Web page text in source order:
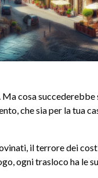
cosa succederebbe
che sia per la tua
il terrore dei
ogni trasloco ha le